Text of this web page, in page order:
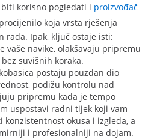
korisno pogledati i proizvođač
koja vrsta rješenja
rada. Ipak, ključ ostaje isti:
vaše navike, olakšavaju pripremu
suvišnih koraka.
postaju pouzdan dio
podižu kontrolu nad
pripremu kada je tempo
uspostavi radni tijek koji vam
konzistentnost okusa i izgleda, a
i profesionalniji na dojam.